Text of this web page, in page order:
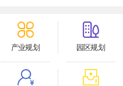
产业规划 园区规划